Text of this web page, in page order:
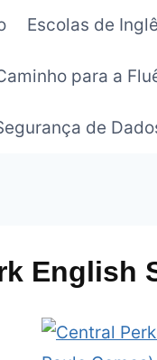
Escolas de
para a
de
English